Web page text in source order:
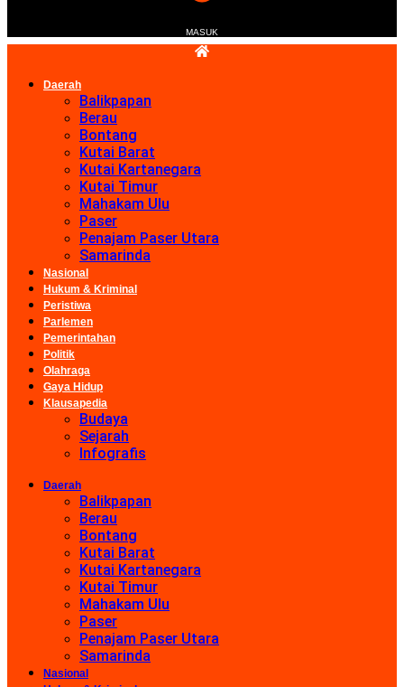
MASUK
Daerah
Balikpapan
Berau
Bontang
Kutai Barat
Kutai Kartanegara
Kutai Timur
Mahakam Ulu
Paser
Penajam Paser Utara
Samarinda
Nasional
Hukum & Kriminal
Peristiwa
Parlemen
Pemerintahan
Politik
Olahraga
Gaya Hidup
Klausapedia
Budaya
Sejarah
Infografis
Daerah
Balikpapan
Berau
Bontang
Kutai Barat
Kutai Kartanegara
Kutai Timur
Mahakam Ulu
Paser
Penajam Paser Utara
Samarinda
Nasional